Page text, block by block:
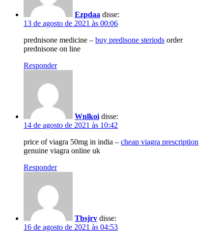
Ezpdaa disse:
13 de agosto de 2021 às 00:06
prednisone medicine – buy predisone steriods order
prednisone on line
Responder
Wnlkoi disse:
14 de agosto de 2021 às 10:42
price of viagra 50mg in india – cheap viagra prescription
genuine viagra online uk
Responder
Tbsjrv disse:
16 de agosto de 2021 às 04:53